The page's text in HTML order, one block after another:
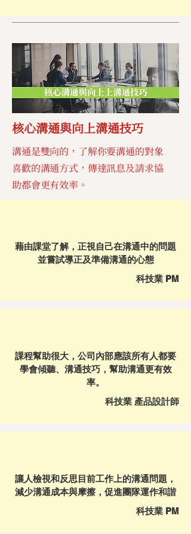
核心溝通與向上溝通技巧
溝通是雙向的，了解你要溝通的對象
喜歡的溝通方式，傳達訊息及請求協
助都會更有效率。
藉由課堂了解，正視自己在溝通中的問題
並嘗試導正及準備溝通的心態
科技業 PM
課程幫助很大，公司內部應該所有人都要
學會傾聽、溝通技巧，幫助溝通更有效
率。
科技業 產品設計師
讓人檢視和反思目前工作上的溝通問題，
減少溝通成本與摩擦，促進團隊運作和諧
科技業 PM